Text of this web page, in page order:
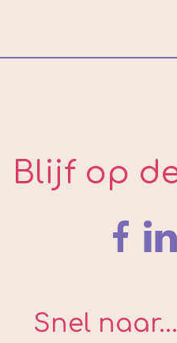
Blijf op
Snel naar...